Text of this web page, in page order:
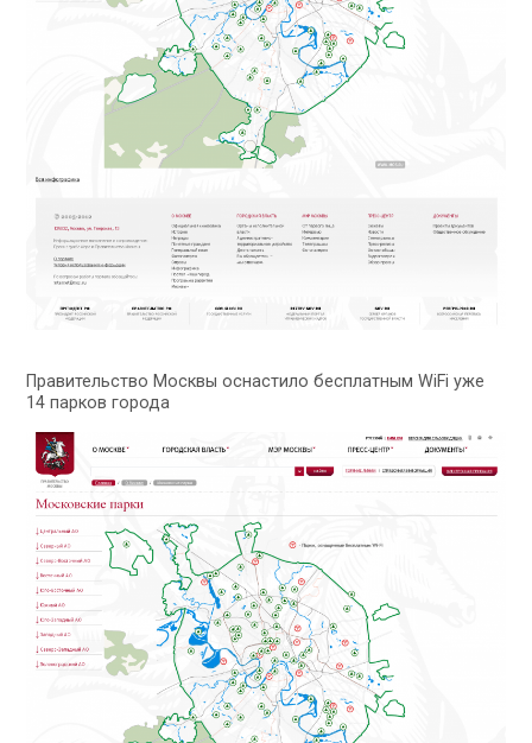
Правительство Москвы оснастило бесплатным WiFi уже
14 парков города